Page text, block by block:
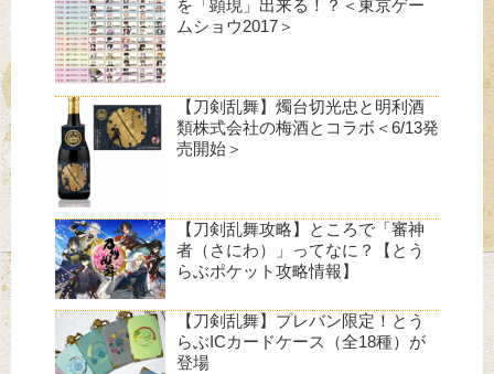
を「顕現」出来る！？＜東京ゲー
ムショウ2017＞
【刀剣乱舞】燭台切光忠と明利酒
類株式会社の梅酒とコラボ＜6/13発
売開始＞
【刀剣乱舞攻略】ところで「審神
者（さにわ）」ってなに？【とう
らぶポケット攻略情報】
【刀剣乱舞】プレバン限定！とう
らぶICカードケース（全18種）が
登場